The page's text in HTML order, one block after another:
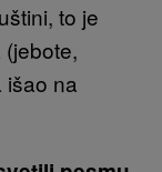
to je
išao na